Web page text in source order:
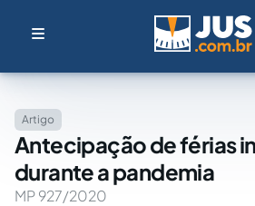
Artigo
Antecipação de férias
durante a pandemia
MP 927/2020